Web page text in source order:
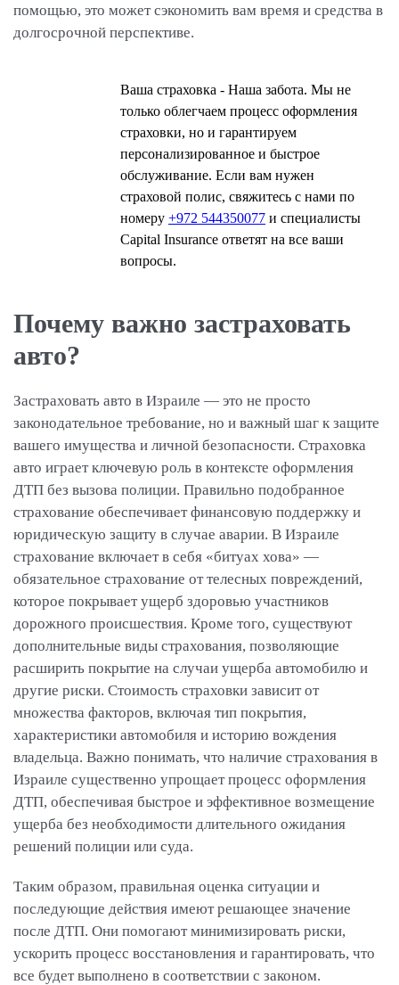
помощью, это может сэкономить вам время и средства в
долгосрочной перспективе.
Ваша страховка - Наша забота. Мы не
только облегчаем процесс оформления
страховки, но и гарантируем
персонализированное и быстрое
обслуживание. Если вам нужен
страховой полис, свяжитесь с нами по
номеру +972 544350077 и специалисты
Capital Insurance ответят на все ваши
вопросы.
Почему важно застраховать
авто?
Застраховать авто в Израиле — это не просто
законодательное требование, но и важный шаг к защите
вашего имущества и личной безопасности. Страховка
авто играет ключевую роль в контексте оформления
ДТП без вызова полиции. Правильно подобранное
страхование обеспечивает финансовую поддержку и
юридическую защиту в случае аварии. В Израиле
страхование включает в себя «битуах хова» —
обязательное страхование от телесных повреждений,
которое покрывает ущерб здоровью участников
дорожного происшествия. Кроме того, существуют
дополнительные виды страхования, позволяющие
расширить покрытие на случаи ущерба автомобилю и
другие риски. Стоимость страховки зависит от
множества факторов, включая тип покрытия,
характеристики автомобиля и историю вождения
владельца. Важно понимать, что наличие страхования в
Израиле существенно упрощает процесс оформления
ДТП, обеспечивая быстрое и эффективное возмещение
ущерба без необходимости длительного ожидания
решений полиции или суда.
Таким образом, правильная оценка ситуации и
последующие действия имеют решающее значение
после ДТП. Они помогают минимизировать риски,
ускорить процесс восстановления и гарантировать, что
все будет выполнено в соответствии с законом.